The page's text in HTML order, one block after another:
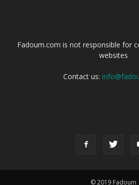
Fadoum.com is not responsible for
websites
Contact us:
© 2019 Fadoum